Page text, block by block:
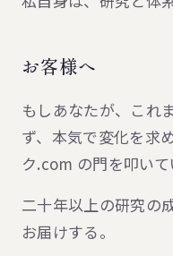
お客様へ
もしあなたが、これ
ず、本気で変化を求
ク.com の門を叩いて
二十年以上の研究の
お届けする。